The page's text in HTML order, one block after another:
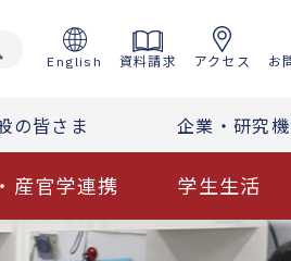
English 資料請求 アクセス お
の皆さま 企業・研究
産官学連携 学生生活